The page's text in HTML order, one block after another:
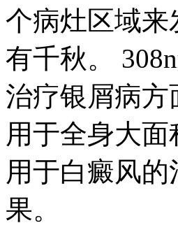
个病灶区域
有千秋。
治疗银屑病方
用于全身大
用于白癜风
果。